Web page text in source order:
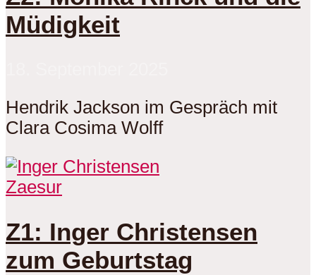
Müdigkeit
Hendrik Jackson im Gespräch mit
Clara Cosima Wolff
Zaesur
Z1: Inger Christensen
zum Geburtstag